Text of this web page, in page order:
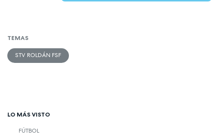
TEMAS
STV ROLDÁN FSF
LO MÁS VISTO
FÚTBOL